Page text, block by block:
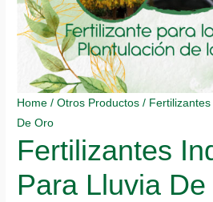
Home /Otros Productos /
De Oro
Fertilizantes
Para Lluvia De